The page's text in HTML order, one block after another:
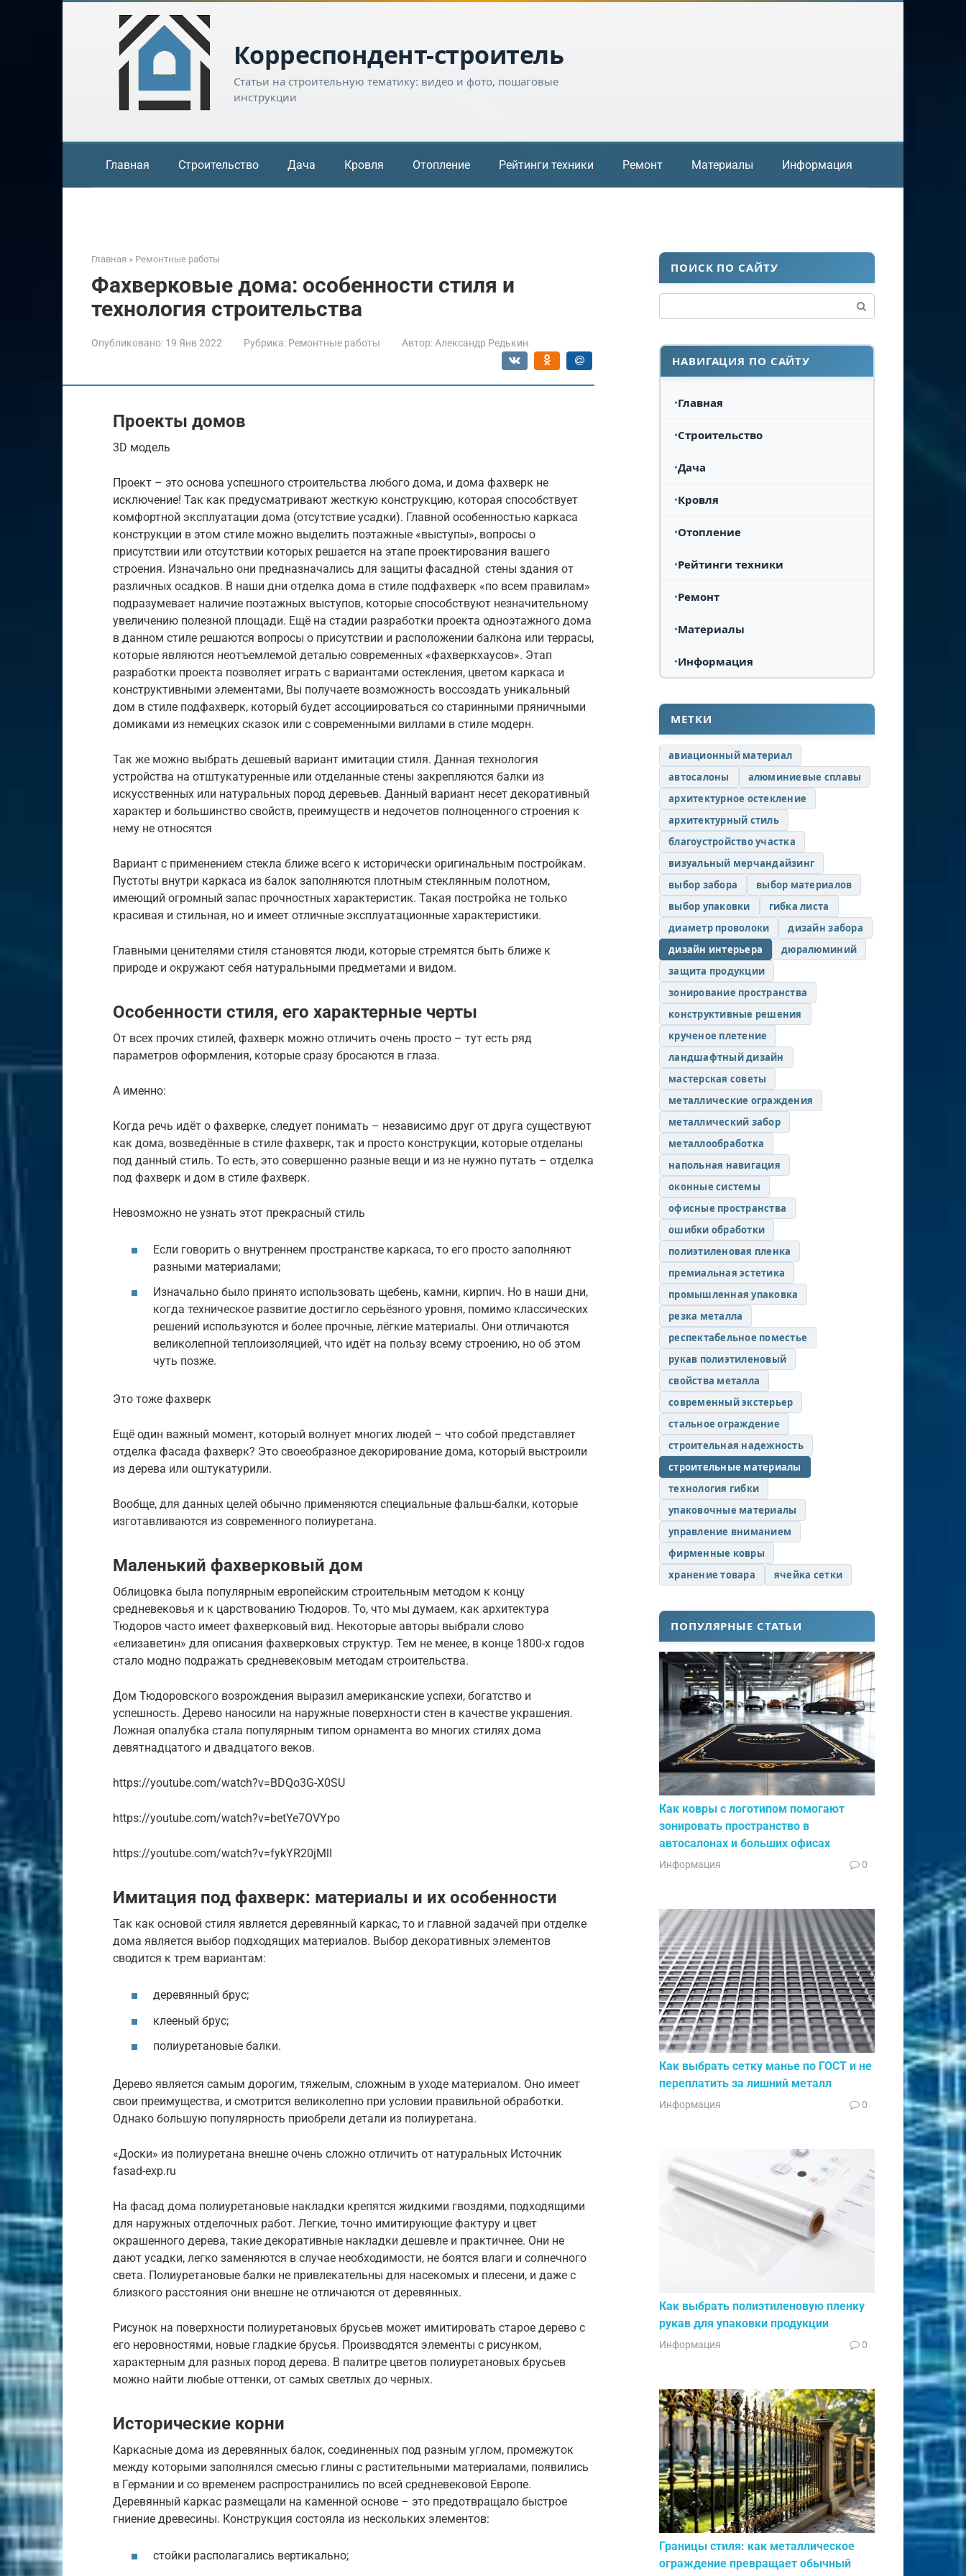
Корреспондент-строитель
Статьи на строительную тематику: видео и фото, пошаговые
инструкции
Главная Строительство Дача Кровля Отопление Рейтинги техники Ремонт Материалы Информация
Главная » Ремонтные работы
Фахверковые дома: особенности стиля и
технология строительства
Опубликовано: 19 Янв 2022 Рубрика: Ремонтные работы Автор: Александр Редькин
Проекты домов
3D модель
Проект – это основа успешного строительства любого дома, и дома фахверк не
исключение! Так как предусматривают жесткую конструкцию, которая способствует
комфортной эксплуатации дома (отсутствие усадки). Главной особенностью каркаса
конструкции в этом стиле можно выделить поэтажные «выступы», вопросы о
присутствии или отсутствии которых решается на этапе проектирования вашего
строения. Изначально они предназначались для защиты фасадной стены здания от
различных осадков. В наши дни отделка дома в стиле подфахверк «по всем правилам»
подразумевает наличие поэтажных выступов, которые способствуют незначительному
увеличению полезной площади. Ещё на стадии разработки проекта одноэтажного дома
в данном стиле решаются вопросы о присутствии и расположении балкона или террасы,
которые являются неотъемлемой деталью современных «фахверкхаусов». Этап
разработки проекта позволяет играть с вариантами остекления, цветом каркаса и
конструктивными элементами, Вы получаете возможность воссоздать уникальный
дом в стиле подфахверк, который будет ассоциироваться со старинными пряничными
домиками из немецких сказок или с современными виллами в стиле модерн.
Так же можно выбрать дешевый вариант имитации стиля. Данная технология
устройства на отштукатуренные или отделанные стены закрепляются балки из
искусственных или натуральных пород деревьев. Данный вариант несет декоративный
характер и большинство свойств, преимуществ и недочетов полноценного строения к
нему не относятся
Вариант с применением стекла ближе всего к исторически оригинальным постройкам.
Пустоты внутри каркаса из балок заполняются плотным стеклянным полотном,
имеющий огромный запас прочностных характеристик. Такая постройка не только
красивая и стильная, но и имеет отличные эксплуатационные характеристики.
Главными ценителями стиля становятся люди, которые стремятся быть ближе к
природе и окружают себя натуральными предметами и видом.
Особенности стиля, его характерные черты
От всех прочих стилей, фахверк можно отличить очень просто – тут есть ряд
параметров оформления, которые сразу бросаются в глаза.
А именно:
Когда речь идёт о фахверке, следует понимать – независимо друг от друга существуют
как дома, возведённые в стиле фахверк, так и просто конструкции, которые отделаны
под данный стиль. То есть, это совершенно разные вещи и из не нужно путать – отделка
под фахверк и дом в стиле фахверк.
Невозможно не узнать этот прекрасный стиль
Если говорить о внутреннем пространстве каркаса, то его просто заполняют
разными материалами;
Изначально было принято использовать щебень, камни, кирпич. Но в наши дни,
когда техническое развитие достигло серьёзного уровня, помимо классических
решений используются и более прочные, лёгкие материалы. Они отличаются
великолепной теплоизоляцией, что идёт на пользу всему строению, но об этом
чуть позже.
Это тоже фахверк
Ещё один важный момент, который волнует многих людей – что собой представляет
отделка фасада фахверк? Это своеобразное декорирование дома, который выстроили
из дерева или оштукатурили.
Вообще, для данных целей обычно применяются специальные фальш-балки, которые
изготавливаются из современного полиуретана.
Маленький фахверковый дом
Облицовка была популярным европейским строительным методом к концу
средневековья и к царствованию Тюдоров. То, что мы думаем, как архитектура
Тюдоров часто имеет фахверковый вид. Некоторые авторы выбрали слово
«елизаветин» для описания фахверковых структур. Тем не менее, в конце 1800-х годов
стало модно подражать средневековым методам строительства.
Дом Тюдоровского возрождения выразил американские успехи, богатство и
успешность. Дерево наносили на наружные поверхности стен в качестве украшения.
Ложная опалубка стала популярным типом орнамента во многих стилях дома
девятнадцатого и двадцатого веков.
https://youtube.com/watch?v=BDQo3G-X0SU
https://youtube.com/watch?v=betYe7OVYpo
https://youtube.com/watch?v=fykYR20jMlI
Имитация под фахверк: материалы и их особенности
Так как основой стиля является деревянный каркас, то и главной задачей при отделке
дома является выбор подходящих материалов. Выбор декоративных элементов
сводится к трем вариантам:
деревянный брус;
клееный брус;
полиуретановые балки.
Дерево является самым дорогим, тяжелым, сложным в уходе материалом. Оно имеет
свои преимущества, и смотрится великолепно при условии правильной обработки.
Однако большую популярность приобрели детали из полиуретана.
«Доски» из полиуретана внешне очень сложно отличить от натуральных Источник
fasad-exp.ru
На фасад дома полиуретановые накладки крепятся жидкими гвоздями, подходящими
для наружных отделочных работ. Легкие, точно имитирующие фактуру и цвет
окрашенного дерева, такие декоративные накладки дешевле и практичнее. Они не
дают усадки, легко заменяются в случае необходимости, не боятся влаги и солнечного
света. Полиуретановые балки не привлекательны для насекомых и плесени, и даже с
близкого расстояния они внешне не отличаются от деревянных.
Рисунок на поверхности полиуретановых брусьев может имитировать старое дерево с
его неровностями, новые гладкие брусья. Производятся элементы с рисунком,
характерным для разных пород дерева. В палитре цветов полиуретановых брусьев
можно найти любые оттенки, от самых светлых до черных.
Исторические корни
Каркасные дома из деревянных балок, соединенных под разным углом, промежуток
между которыми заполнялся смесью глины с растительными материалами, появились
в Германии и со временем распространились по всей средневековой Европе.
Деревянный каркас размещали на каменной основе – это предотвращало быстрое
гниение древесины. Конструкция состояла из нескольких элементов:
стойки располагались вертикально;
ПОИСК ПО САЙТУ
НАВИГАЦИЯ ПО САЙТУ
Главная
Строительство
Дача
Кровля
Отопление
Рейтинги техники
Ремонт
Материалы
Информация
МЕТКИ
авиационный материал
автосалоны
алюминиевые сплавы
архитектурное остекление
архитектурный стиль
благоустройство участка
визуальный мерчандайзинг
выбор забора
выбор материалов
выбор упаковки
гибка листа
диаметр проволоки
дизайн забора
дизайн интерьера
дюралюминий
защита продукции
зонирование пространства
конструктивные решения
крученое плетение
ландшафтный дизайн
мастерская советы
металлические ограждения
металлический забор
металлообработка
напольная навигация
оконные системы
офисные пространства
ошибки обработки
полиэтиленовая пленка
премиальная эстетика
промышленная упаковка
резка металла
респектабельное поместье
рукав полиэтиленовый
свойства металла
современный экстерьер
стальное ограждение
строительная надежность
строительные материалы
технология гибки
упаковочные материалы
управление вниманием
фирменные ковры
хранение товара
ячейка сетки
ПОПУЛЯРНЫЕ СТАТЬИ
Как ковры с логотипом помогают
зонировать пространство в
автосалонах и больших офисах
Информация 0
Как выбрать сетку манье по ГОСТ и не
переплатить за лишний металл
Информация 0
Как выбрать полиэтиленовую пленку
рукав для упаковки продукции
Информация 0
Границы стиля: как металлическое
ограждение превращает обычный